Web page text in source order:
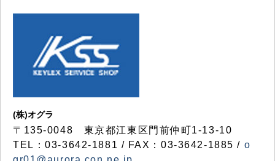
(株)オグラ
〒135-0048 東京都江東区門前仲町1-13-10
TEL：03-3642-1881 / FAX：03-3642-1885 / o